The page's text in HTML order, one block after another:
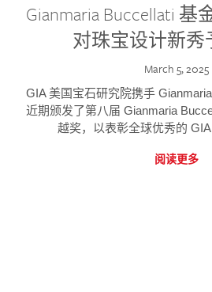
Gianmaria Buccellati 基
对珠宝设计新秀
March 5, 2025
GIA 美国宝石研究院携手
近期颁发了第八届 Gianmaria
越奖，以表彰全球优秀的 GIA
阅读更多